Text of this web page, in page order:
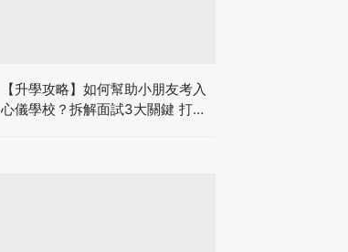
【升學攻略】如何幫助小朋友考入
心儀學校？拆解面試3大關鍵 打好